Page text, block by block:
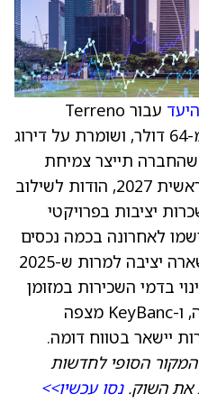
עבור Terreno
) ל-68 דולר מ-64 דולר, ושומרת על דירוג
תייצר צמיחת
FFO דו-ספרתית ב-2026 ובראשית 2027, הודות לשילוב
יציבות בפרויקטי
לאחרונה בכמה נכסים
מרכזיים. פעילות ההשכרה נשארה יציבה למרות ש-2025
בדמי השכירות במזומן
של כ-24% מאז תחילת השנה, ו-KeyBanc מצפה
הסופי לחדשות
את השוק.נסו עכשיו>>